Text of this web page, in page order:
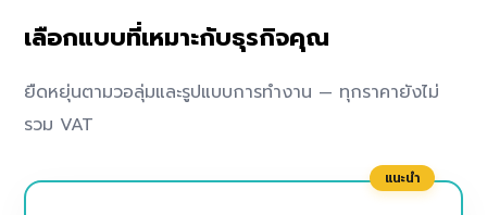
เลือกแบบที่เหมาะกับธุรกิจคุณ
ยืดหยุ่นตามวอลุ่มและรูปแบบการทำงาน — ทุกราคายังไม่
รวม VAT
แนะนำ